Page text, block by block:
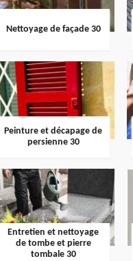
Nettoyage de façade 30
Peinture et décapage de
persienne 30
Entretien et nettoyage
de tombe et pierre
tombale 30